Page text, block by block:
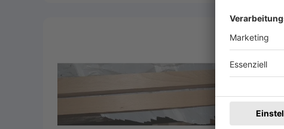
Merken
0